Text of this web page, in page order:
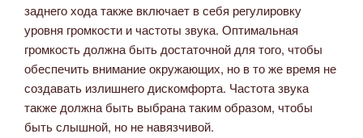
заднего хода также включает в себя регулировку
уровня громкости и частоты звука. Оптимальная
громкость должна быть достаточной для того, чтобы
обеспечить внимание окружающих, но в то же время не
создавать излишнего дискомфорта. Частота звука
также должна быть выбрана таким образом, чтобы
быть слышной, но не навязчивой.